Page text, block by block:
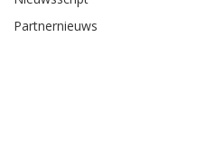
Partnernieuws